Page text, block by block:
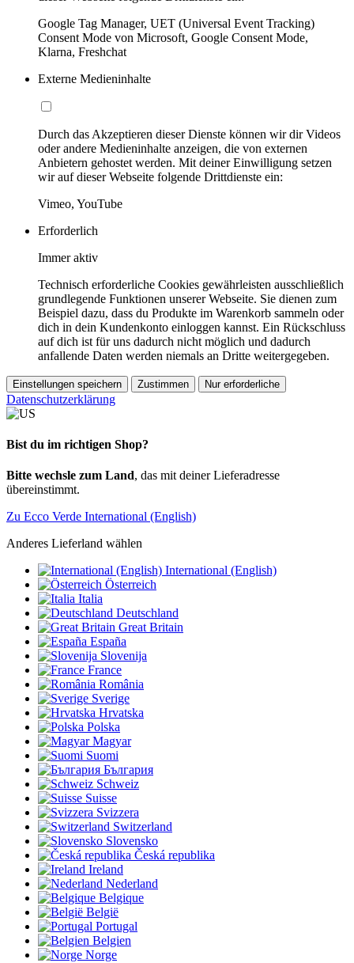
Google Tag Manager, UET (Universal Event Tracking)
Consent Mode von Microsoft, Google Consent Mode,
Klarna, Freshchat
Externe Medieninhalte
Durch das Akzeptieren dieser Dienste können wir dir Videos
oder andere Medieninhalte anzeigen, die von externen
Anbietern gehostet werden. Mit deiner Einwilligung setzen
wir auf dieser Webseite folgende Drittdienste ein:
Vimeo, YouTube
Erforderlich
Immer aktiv
Technisch erforderliche Cookies gewährleisten ausschließlich
grundlegende Funktionen unserer Webseite. Sie dienen zum
Beispiel dazu, dass du Produkte im Warenkorb sammeln oder
dich in dein Kundenkonto einloggen kannst. Ein Rückschluss
auf dich ist für uns dadurch nicht möglich und dadurch
anfallende Daten werden niemals an Dritte weitergegeben.
Einstellungen speichern Zustimmen Nur erforderliche
Datenschutzerklärung
Bist du im richtigen Shop?
Bitte wechsle zum Land, das mit deiner Lieferadresse
übereinstimmt.
Zu Ecco Verde International (English)
Anderes Lieferland wählen
International (English)
Österreich
Italia
Deutschland
Great Britain
España
Slovenija
France
România
Sverige
Hrvatska
Polska
Magyar
Suomi
България
Schweiz
Suisse
Svizzera
Switzerland
Slovensko
Česká republika
Ireland
Nederland
Belgique
België
Portugal
Belgien
Norge